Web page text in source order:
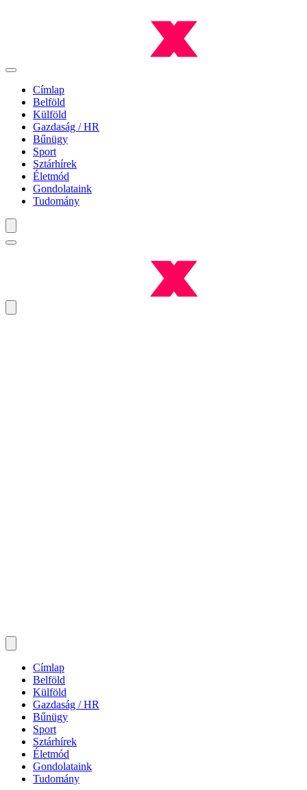
Címlap
Belföld
Külföld
Gazdaság / HR
Bűnügy
Sport
Sztárhírek
Életmód
Gondolataink
Tudomány
Címlap
Belföld
Külföld
Gazdaság / HR
Bűnügy
Sport
Sztárhírek
Életmód
Gondolataink
Tudomány